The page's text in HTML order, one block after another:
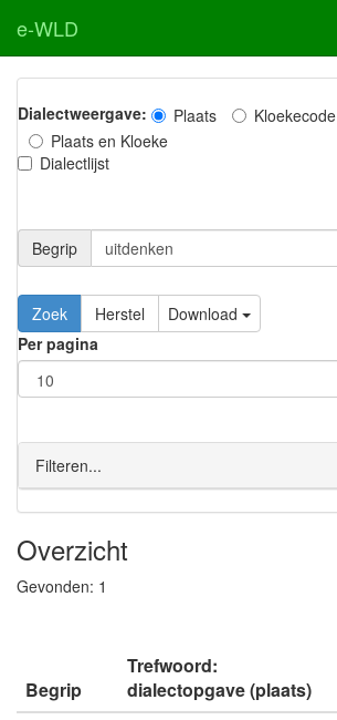
e-WLD
Dialectweergave: Plaats
Kloekecode
Plaats en Kloeke
Dialectlijst
Begrip
Zoek Herstel
Download
Per pagina
Filteren...
Overzicht
Gevonden: 1
Begrip
Trefwoord:
dialectopgave (plaats)